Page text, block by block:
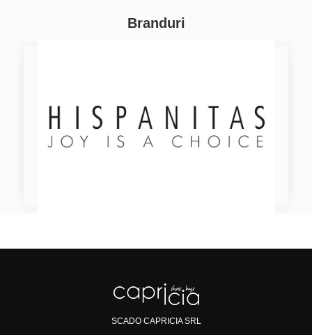
Branduri
SCADO CAPRICIA SRL